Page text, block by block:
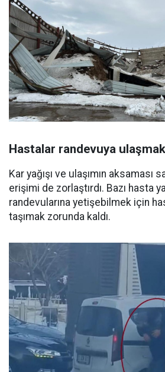
Hastalar randevuya
Kar yağışı ve ulaşımın aksaması
erişimi de zorlaştırdı. Bazı hasta
randevularına yetişebilmek için
taşımak zorunda kaldı.